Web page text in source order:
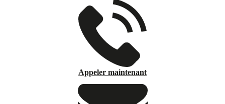
Appeler maintenant